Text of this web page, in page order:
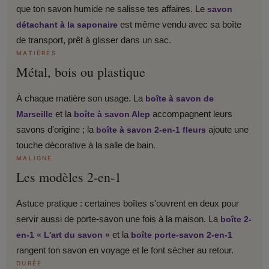
que ton savon humide ne salisse tes affaires. Lesavon
détachant à la saponaire est même vendu avec sa boîte
de transport, prêt à glisser dans un sac.
MATIÈRES
Métal, bois ou plastique
À chaque matière son usage. La boîte à savon de
Marseille et la boîte à savon Alep accompagnent leurs
savons d'origine ; la boîte à savon 2-en-1 fleurs ajoute une
touche décorative à la salle de bain.
MALIGNE
Les modèles 2-en-1
Astuce pratique : certaines boîtes s'ouvrent en deux pour
servir aussi de porte-savon une fois à la maison. La boîte 2-
en-1 « L'art du savon » et la boîte porte-savon 2-en-1
rangent ton savon en voyage et le font sécher au retour.
DURÉE